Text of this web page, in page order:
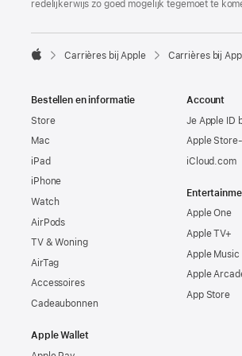
redelijkerwijs zo goed mogelijk tegemoet te

Carrières bij Apple Carrières bij
Bestellen en informatie
Store
Mac
iPad
iPhone
Watch
AirPods
TV & Woning
AirTag
Accessoires
Cadeaubonnen
Apple Wallet
Account
Je Apple ID
Apple
iCloud.com
Apple One
Apple TV+
Apple Music
Apple
App Store